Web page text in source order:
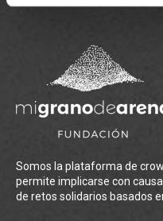
Somos la plataforma de
permite implicarse con
de retos solidarios basados